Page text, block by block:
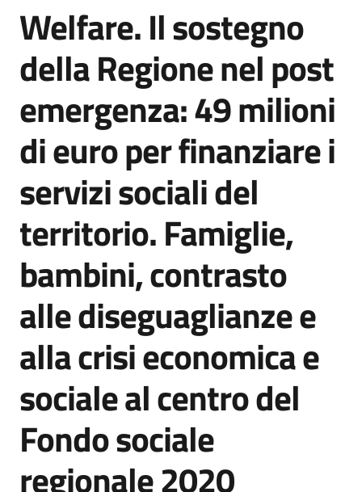
Risorse
Agenzia
di
informazione
comunicazione
Seguici
su
Salta al contenuto
Welfare. Il sostegno
della Regione nel post
emergenza: 49 milioni
di euro per finanziare i
servizi sociali del
territorio. Famiglie,
bambini, contrasto
alle diseguaglianze e
alla crisi economica e
sociale al centro del
Fondo sociale
regionale 2020